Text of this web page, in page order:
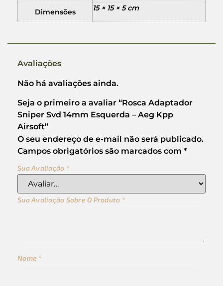
Dimensões 15 × 15 × 5 cm
Avaliações
Não há avaliações ainda.
Seja o primeiro a avaliar “Rosca Adaptador
Sniper Svd 14mm Esquerda – Aeg Kpp
Airsoft”
O seu endereço de e-mail não será publicado.
Campos obrigatórios são marcados com *
Sua Avaliação *
Sua Avaliação Sobre O Produto *
Nome *